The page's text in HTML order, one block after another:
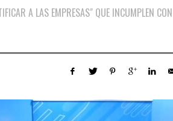
A LAS EMPRESAS" QUE INCUMPLEN CON